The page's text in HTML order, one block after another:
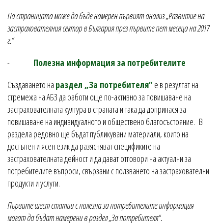
На страницата може да бъде намерен първият анализ „Развитие на
застрахователния сектор в България през първите пет месеца на 2017
г.“
- Полезна информация за потребителите
Създаването на раздел „За потребителя“е в резултат на
стремежа на АБЗ да работи още по-активно за повишаване на
застрахователната култура в страната и така да допринася за
повишаване на индивидуалното и обществено благосъстояние. В
раздела редовно ще бъдат публикувани материали, които на
достъпен и ясен език да разясняват спецификите на
застрахователната дейност и да дават отговори на актуални за
потребителите въпроси, свързани с ползването на застрахователни
продукти и услуги.
Първите шест статии с полезна за потребителите информация
могат да бъдат намерени в раздел „За потребителя“.